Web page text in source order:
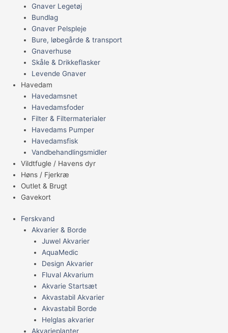
Gnaver Legetøj
Bundlag
Gnaver Pelspleje
Bure, løbegårde & transport
Gnaverhuse
Skåle & Drikkeflasker
Levende Gnaver
Havedam
Havedamsnet
Havedamsfoder
Filter & Filtermaterialer
Havedams Pumper
Havedamsfisk
Vandbehandlingsmidler
Vildtfugle / Havens dyr
Høns / Fjerkræ
Outlet & Brugt
Gavekort
Ferskvand
Akvarier & Borde
Juwel Akvarier
AquaMedic
Design Akvarier
Fluval Akvarium
Akvarie Startsæt
Akvastabil Akvarier
Akvastabil Borde
Helglas akvarier
Akvarieplanter